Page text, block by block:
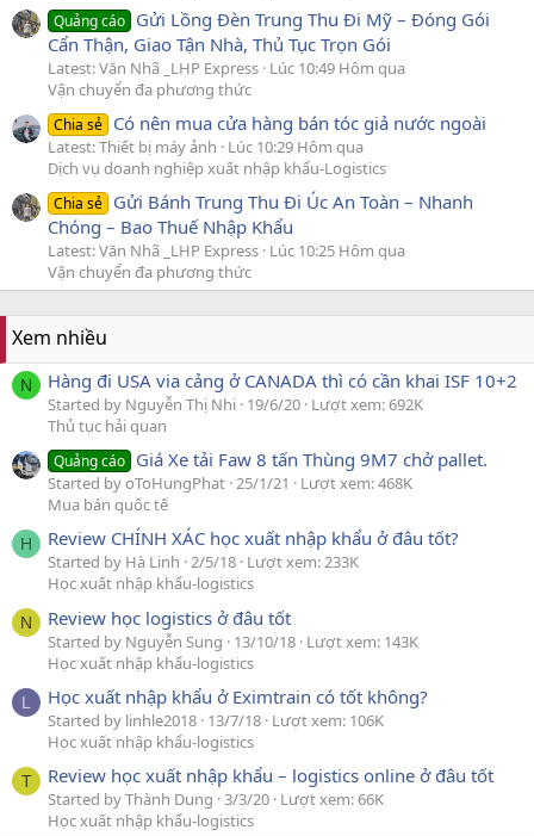
Quảng cáo Gửi Lồng Đèn Trung Thu Đi Mỹ – Đóng Gói
Cẩn Thận, Giao Tận Nhà, Thủ Tục Trọn Gói
Latest: Văn Nhã _LHP Express Lúc 10:49 Hôm qua
Vận chuyển đa phương thức
Chia sẻ Có nên mua cửa hàng bán tóc giả nước ngoài
Latest: Thiết bị máy ảnh
Lúc 10:29 Hôm qua
Dịch vụ doanh nghiệp xuất nhập khẩu-Logistics
Chia sẻ Gửi Bánh Trung Thu Đi Úc An Toàn – Nhanh
Chóng – Bao Thuế Nhập Khẩu
Latest: Văn Nhã _LHP Express Lúc 10:25 Hôm qua
Vận chuyển đa phương thức
Xem nhiều
N Hàng đi USA via cảng ở CANADA thì có cần khai ISF 10+2
Started by Nguyễn Thị Nhi 19/6/20 Lượt xem: 692K
Thủ tục hải quan
Quảng cáo Giá Xe tải Faw 8 tấn Thùng 9M7 chở pallet.
Started by oToHungPhat 25/1/21
Lượt xem: 468K
Mua bán quốc tế
H Review CHÍNH XÁC học xuất nhập khẩu ở đâu tốt?
Started by Hà Linh 2/5/18 Lượt xem: 233K
Học xuất nhập khẩu-logistics
N Review học logistics ở đâu tốt
Started by Nguyễn Sung 13/10/18 Lượt xem: 143K
Học xuất nhập khẩu-logistics
L Học xuất nhập khẩu ở Eximtrain có tốt không?
Started by linhle2018 13/7/18 Lượt xem: 106K
Học xuất nhập khẩu-logistics
T Review học xuất nhập khẩu – logistics online ở đâu tốt
Started by Thành Dung 3/3/20 Lượt xem: 66K
Học xuất nhập khẩu-logistics